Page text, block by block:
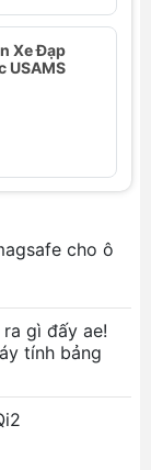
Series
cố định và
chắn với
gọn gàng,
dùng có
thế khác
bền bỉ và
cường trải
cho
tiện lợi và
Xe Đạp
USAMS
cho ô
gì đấy ae!
tính bảng